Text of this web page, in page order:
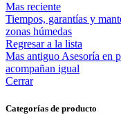
Mas reciente
Tiempos, garantías y
zonas húmedas
Regresar a la lista
Mas antiguoAsesoría en
acompañan igual
Cerrar
Categorías de producto